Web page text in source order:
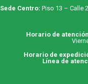
Sede Centro: Piso 13 – Calle
Horario de
Horario de
Línea de